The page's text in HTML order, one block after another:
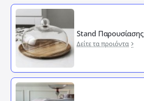
Stand Παρουσίασης
Δείτε τα προιόντα